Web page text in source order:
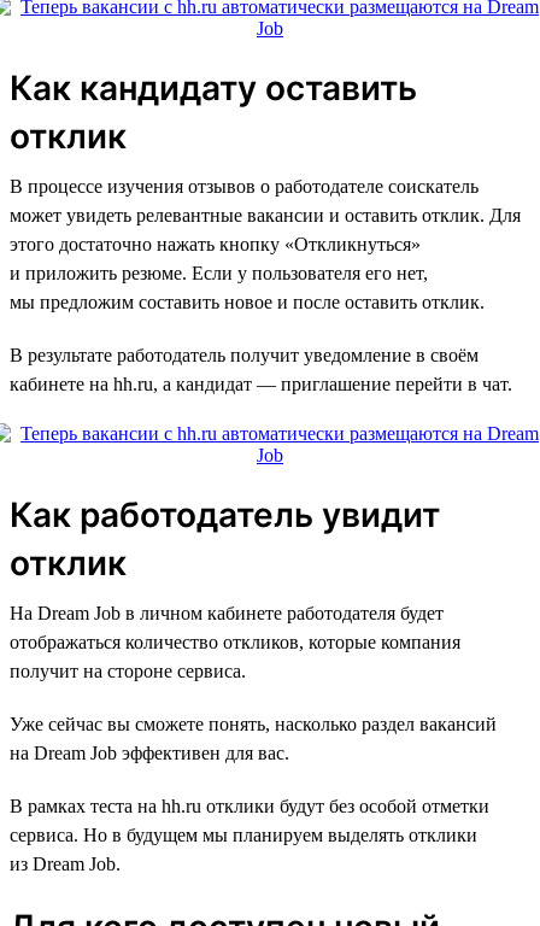
Как кандидату оставить
отклик
В процессе изучения отзывов о работодателе соискатель
может увидеть релевантные вакансии и оставить отклик. Для
этого достаточно нажать кнопку «Откликнуться»
и приложить резюме. Если у пользователя его нет,
мы предложим составить новое и после оставить отклик.
В результате работодатель получит уведомление в своём
кабинете на hh.ru, а кандидат — приглашение перейти в чат.
Как работодатель увидит
отклик
На Dream Job в личном кабинете работодателя будет
отображаться количество откликов, которые компания
получит на стороне сервиса.
Уже сейчас вы сможете понять, насколько раздел вакансий
на Dream Job эффективен для вас.
В рамках теста на hh.ru отклики будут без особой отметки
сервиса. Но в будущем мы планируем выделять отклики
из Dream Job.